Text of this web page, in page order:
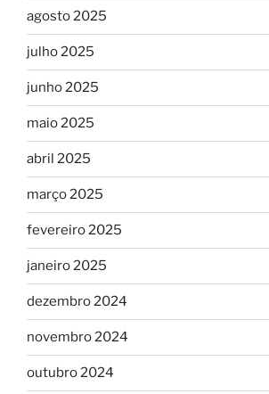
agosto 2025
julho 2025
junho 2025
maio 2025
abril 2025
março 2025
fevereiro 2025
janeiro 2025
dezembro 2024
novembro 2024
outubro 2024